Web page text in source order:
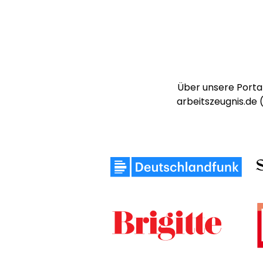
Über unsere
arbeitszeugnis.de